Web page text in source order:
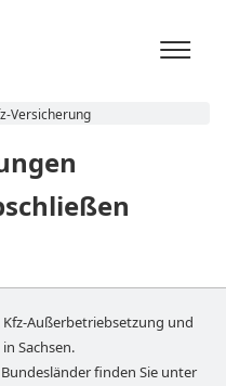
Versicherung
Außerbetriebsetzung und
Sachsen.
finden Sie unter